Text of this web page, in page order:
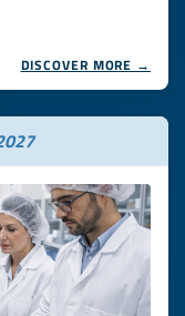
DISCOVER MORE →